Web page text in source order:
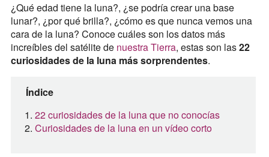
¿Qué edad tiene la luna?, ¿se podría crear una base
lunar?, ¿por qué brilla?, ¿cómo es que nunca vemos una
cara de la luna? Conoce cuáles son los datos más
increíbles del satélite de nuestra Tierra, estas son las22
curiosidades de la luna más sorprendentes.
Índice
22 curiosidades de la luna que no conocías
Curiosidades de la luna en un vídeo corto